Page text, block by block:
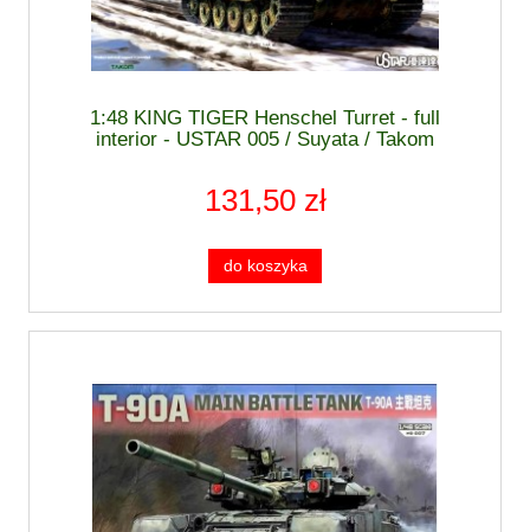
1:48 KING TIGER Henschel Turret - full
interior - USTAR 005 / Suyata / Takom
131,50 zł
do koszyka